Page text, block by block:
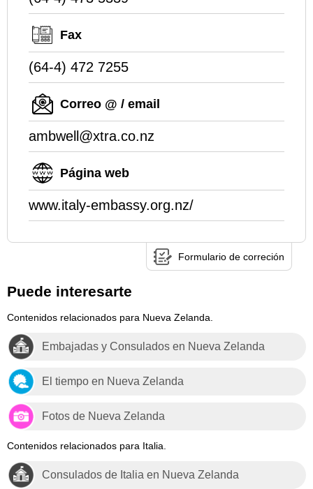
Fax
(64-4) 472 7255
Correo @ / email
ambwell@xtra.co.nz
Página web
www.italy-embassy.org.nz/
Formulario de correción
Puede interesarte
Contenidos relacionados para Nueva Zelanda.
Embajadas y Consulados en Nueva Zelanda
El tiempo en Nueva Zelanda
Fotos de Nueva Zelanda
Contenidos relacionados para Italia.
Consulados de Italia en Nueva Zelanda